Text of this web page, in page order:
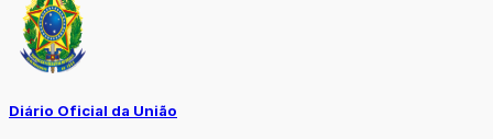
Diário Oficial da União